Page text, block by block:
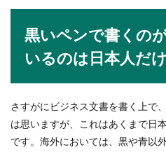
黒いペンで書くの
いるのは日本人だ
さすがにビジネス文書を書く上で
は思いますが、これはあくまで日
です。海外においては、黒や青以